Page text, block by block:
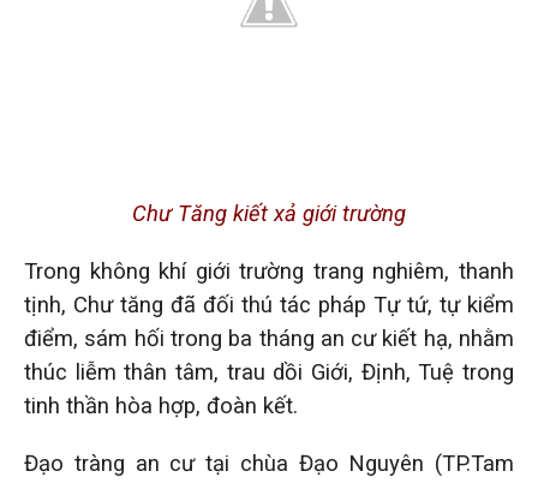
Chư Tăng kiết xả giới trường
Trong không khí giới trường trang nghiêm, thanh
tịnh, Chư tăng đã đối thú tác pháp Tự tứ, tự kiểm
điểm, sám hối trong ba tháng an cư kiết hạ, nhằm
thúc liễm thân tâm, trau dồi Giới, Định, Tuệ trong
tinh thần hòa hợp, đoàn kết.
Đạo tràng an cư tại chùa Đạo Nguyên (TP.Tam